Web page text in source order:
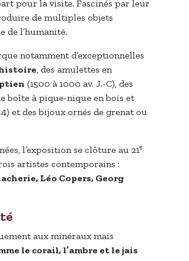
pour la visite. Fascinés par leur
de multiples objets
de l’humanité.
notamment d’exceptionnelles
, des amulettes en
(1500 à 1000 av. J.-C), des
boîte à pique-nique en bois et
et des bijoux ornés de grenat ou
l’exposition se clôture au 21e
artistes contemporains :
Léo Copers, Georg
aux minéraux mais
le corail, l’ambre et le jais